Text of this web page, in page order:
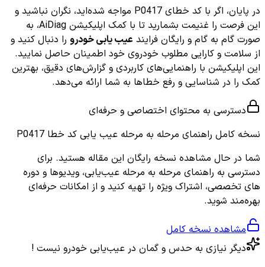
در پایان، اگر با کد خطای P0417 مواجه شده‌اید، نگران نباشید و
این فرصت را غنیمت بشمارید تا با کمک اپلیکیشن AiDiag، به
صورت گام به گام و رایگان فرایند عیب یابی خودرو را دنبال کنید و
از سلامت و کارایی مطلوب خودروی خود اطمینان حاصل نمایید.
این اپلیکیشن با راهنمایی‌های کاربردی و گزارش‌های دقیق، بهترین
کمک را در شناسایی و رفع خطاها به شما ارائه می‌دهد.
دسترسی به محتوای اختصاصی و حرفه‌ای
نسخه کامل راهنمای مرحله به مرحله عیب یابی کد خطا P0417
شما در حال مشاهده نسخه رایگان این مقاله هستید. برای
دسترسی به راهنمای مرحله به مرحله عیب‌یابی، ویدیوها و دوره
های تخصصی، اشتراک ویژه را تهیه کنید و از امکانات حرفه‌ای
بهره‌مند شوید.
مشاهده نسخه کامل
دیگر نیازی به حدس و گمان در عیب‌یابی خودرو نیست !